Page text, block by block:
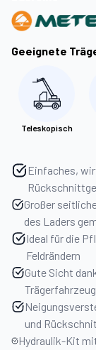
Geeignete
Teleskopisch
Einfaches,
Großer
des Laders
Ideal für die
Feldrändern
Gute Sicht
und
Hydraulik-Kit